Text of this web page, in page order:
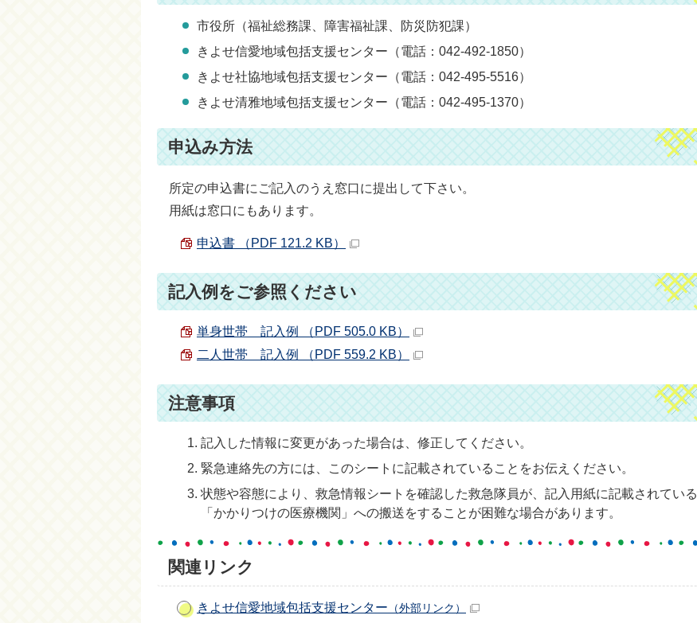
市役所（福祉総務課、障害福祉課、防災防犯課）
きよせ信愛地域包括支援センター（電話：042-492-1850）
きよせ社協地域包括支援センター（電話：042-495-5516）
きよせ清雅地域包括支援センター（電話：042-495-1370）
申込み方法
所定の申込書にご記入のうえ窓口に提出して下さい。
用紙は窓口にもあります。
申込書 （PDF 121.2 KB）
記入例をご参照ください
単身世帯 記入例 （PDF 505.0 KB）
二人世帯 記入例 （PDF 559.2 KB）
注意事項
記入した情報に変更があった場合は、修正してください。
緊急連絡先の方には、このシートに記載されていることをお伝えください。
状態や容態により、救急情報シートを確認した救急隊員が、記入用紙に記載されている
「かかりつけの医療機関」への搬送をすることが困難な場合があります。
関連リンク
きよせ信愛地域包括支援センター （外部リンク）